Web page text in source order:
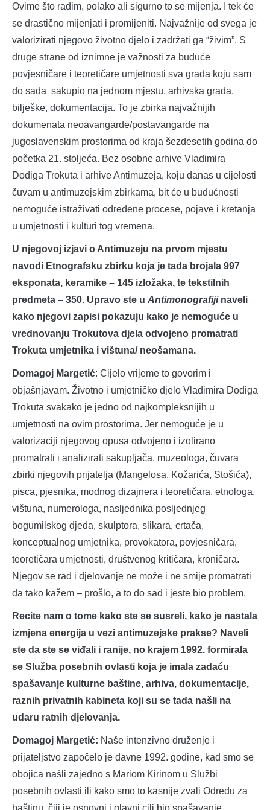
Ovime što radim, polako ali sigurno to se mijenja. I tek će
se drastično mijenjati i promijeniti. Najvažnije od svega je
valorizirati njegovo životno djelo i zadržati ga “živim”. S
druge strane od iznimne je važnosti za buduće
povjesničare i teoretičare umjetnosti sva građa koju sam
do sada sakupio na jednom mjestu, arhivska građa,
bilješke, dokumentacija. To je zbirka najvažnijih
dokumenata neoavangarde/postavangarde na
jugoslavenskim prostorima od kraja šezdesetih godina do
početka 21. stoljeća. Bez osobne arhive Vladimira
Dodiga Trokuta i arhive Antimuzeja, koju danas u cijelosti
čuvam u antimuzejskim zbirkama, bit će u budućnosti
nemoguće istraživati određene procese, pojave i kretanja
u umjetnosti i kulturi tog vremena.
U njegovoj izjavi o Antimuzeju na prvom mjestu
navodi Etnografsku zbirku koja je tada brojala 997
eksponata, keramike – 145 izložaka, te tekstilnih
predmeta – 350. Upravo ste u Antimonografijinaveli
kako njegovi zapisi pokazuju kako je nemoguće u
vrednovanju Trokutova djela odvojeno promatrati
Trokuta umjetnika i vištuna/ neošamana.
Domagoj Margetić: Cijelo vrijeme to govorim i
objašnjavam. Životno i umjetničko djelo Vladimira Dodiga
Trokuta svakako je jedno od najkompleksnijih u
umjetnosti na ovim prostorima. Jer nemoguće je u
valorizaciji njegovog opusa odvojeno i izolirano
promatrati i analizirati sakupljača, muzeologa, čuvara
zbirki njegovih prijatelja (Mangelosa, Kožarića, Stošića),
pisca, pjesnika, modnog dizajnera i teoretičara, etnologa,
vištuna, numerologa, nasljednika posljednjeg
bogumilskog djeda, skulptora, slikara, crtača,
konceptualnog umjetnika, provokatora, povjesničara,
teoretičara umjetnosti, društvenog kritičara, kroničara.
Njegov se rad i djelovanje ne može i ne smije promatrati
da tako kažem – prošlo, a to do sad i jeste bio problem.
Recite nam o tome kako ste se susreli, kako je nastala
izmjena energija u vezi antimuzejske prakse? Naveli
ste da ste se viđali i ranije, no krajem 1992. formirala
se Služba posebnih ovlasti koja je imala zadaću
spašavanje kulturne baštine, arhiva, dokumentacije,
raznih privatnih kabineta koji su se tada našli na
udaru ratnih djelovanja.
Domagoj Margetić: Naše intenzivno druženje i
prijateljstvo započelo je davne 1992. godine, kad smo se
obojica našli zajedno s Mariom Kirinom u Službi
posebnih ovlasti ili kako smo to kasnije zvali Odredu za
baštinu, čiji je osnovni i glavni cilj bio spašavanje,